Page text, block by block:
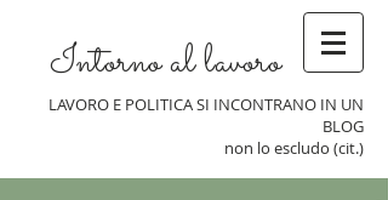
Intorno al lavoro
LAVORO E POLITICA SI INCONTRANO IN UN
BLOG
non lo escludo (cit.)